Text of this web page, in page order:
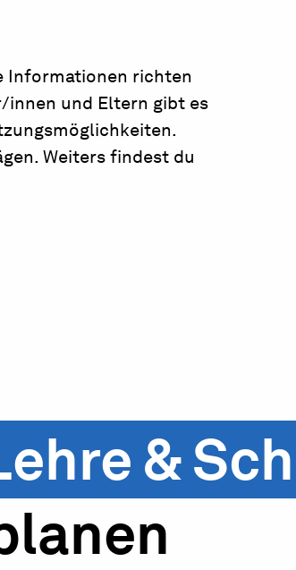
Informationen richten
innen und Eltern gibt es
Weiters findest du
&